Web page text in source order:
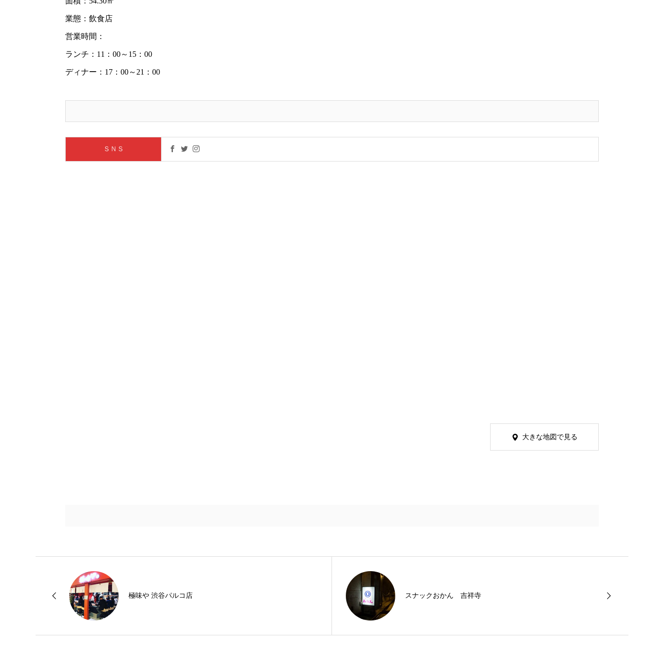
業態：飲食店
営業時間：
ランチ：11：00～15：00
ディナー：17：00～21：00
ＳＮＳ
大きな地図で見る
極味や 渋谷パルコ店 スナックおかん 吉祥寺